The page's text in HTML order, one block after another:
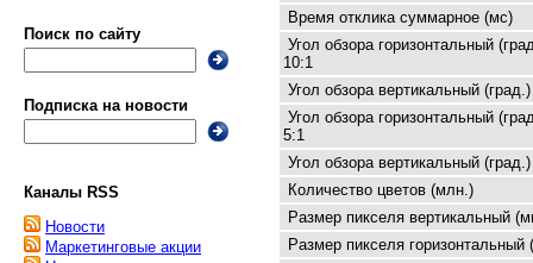
Поиск по сайту
Подписка на новости
Каналы RSS
Новости
Маркетинговые акции
Время отклика суммарное (мс)
Угол обзора горизонтальный
10:1
Угол обзора вертикальный
Угол обзора горизонтальный
5:1
Угол обзора вертикальный
Количество цветов (млн.)
Размер пикселя вертикальный
Размер пикселя горизонтальный